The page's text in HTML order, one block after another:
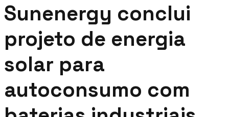
Sunenergy conclui
projeto de energia
solar para
autoconsumo com